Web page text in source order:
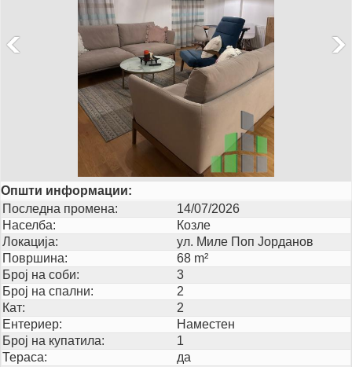
GO!
Општи информации:
Последна промена:
14/07/2026
Населба:
Козле
Локација:
ул. Миле Поп Јорданов
Површина:
68 m²
Број на соби:
3
Број на спални:
2
Кат:
2
Ентериер:
Наместен
Број на купатила:
1
Тераса:
да